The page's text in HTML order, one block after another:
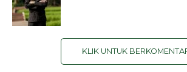
KLIK UNTUK